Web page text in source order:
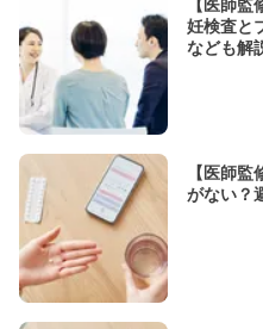
【医師
妊検査と
なども解
【医師
がない？